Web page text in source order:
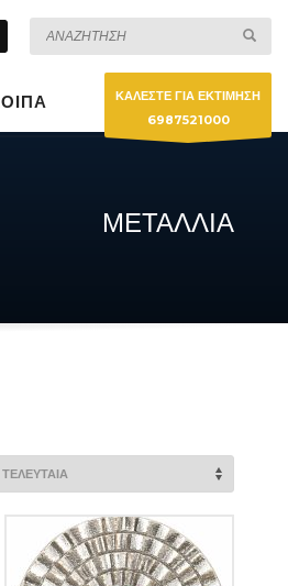
ΚΑΛΕΣΤΕ ΓΙΑ ΕΚΤΙΜΗΣΗ
6987521000
ΜΕΤΑΛΛΙΑ